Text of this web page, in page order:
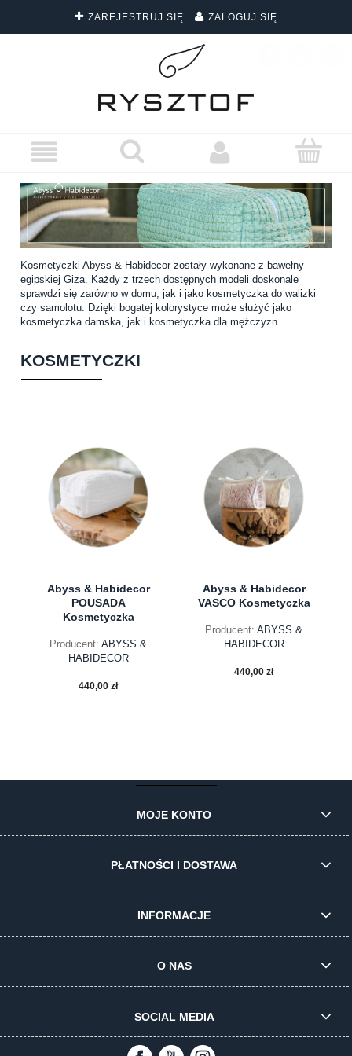
ZAREJESTRUJ SIĘ ZALOGUJ SIĘ
DARMOWA DOSTAWA WSZYSTKICH ZAMÓWIEŃ
Kosmetyczki Abyss & Habidecor zostały wykonane z bawełny
egipskiej Giza. Każdy z trzech dostępnych modeli doskonale
sprawdzi się zarówno w domu, jak i jako kosmetyczka do walizki
czy samolotu. Dzięki bogatej kolorystyce może służyć jako
kosmetyczka damska, jak i kosmetyczka dla mężczyzn.
KOSMETYCZKI
Abyss & Habidecor
POUSADA
Kosmetyczka
Producent: ABYSS &
HABIDECOR
440,00 zł
Abyss & Habidecor
VASCO Kosmetyczka
Producent: ABYSS &
HABIDECOR
440,00 zł
MOJE KONTO
PŁATNOŚCI I DOSTAWA
INFORMACJE
O NAS
SOCIAL MEDIA